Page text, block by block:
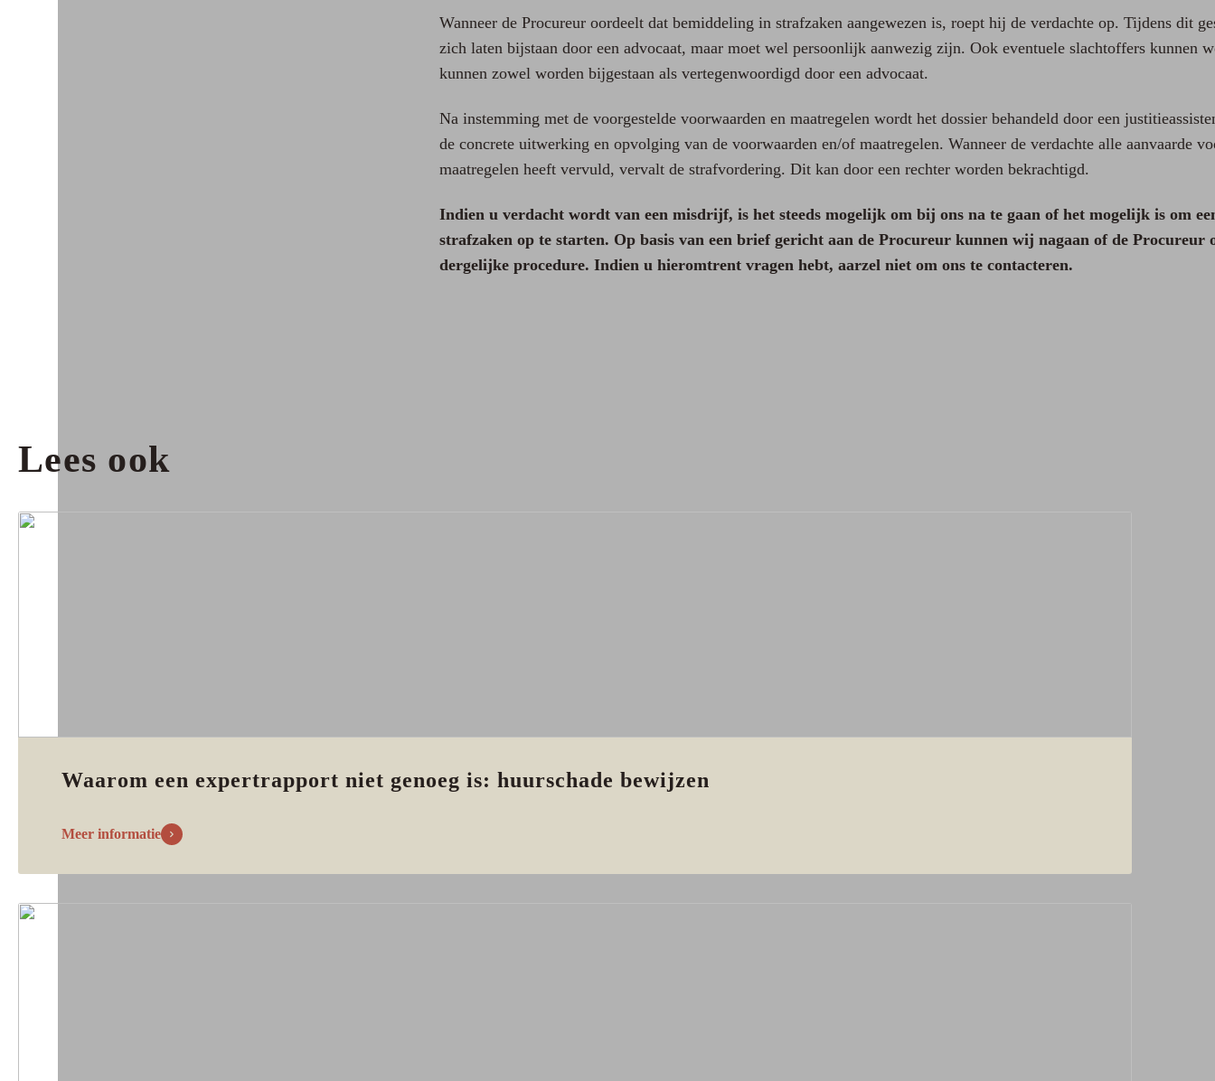
Wanneer de Procureur oordeelt dat bemiddeling in strafzaken aangewezen is, roept hij de verdachte op. Tijdens dit
zich laten bijstaan door een advocaat, maar moet wel persoonlijk aanwezig zijn. Ook eventuele slachtoffers kunnen
kunnen zowel worden bijgestaan als vertegenwoordigd door een advocaat.
Na instemming met de voorgestelde voorwaarden en maatregelen wordt het dossier behandeld door een
de concrete uitwerking en opvolging van de voorwaarden en/of maatregelen. Wanneer de verdachte alle aanvaarde
maatregelen heeft vervuld, vervalt de strafvordering. Dit kan door een rechter worden bekrachtigd.
Indien u verdacht wordt van een misdrijf, is het steeds mogelijk om bij ons na te gaan of het mogelijk is om
strafzaken op te starten. Op basis van een brief gericht aan de Procureur kunnen wij nagaan of de Procureur
dergelijke procedure. Indien u hieromtrent vragen hebt, aarzel niet om ons te contacteren.
Lees ook
Waarom een expertrapport niet genoeg is: huurschade bewijzen
Meer informatie